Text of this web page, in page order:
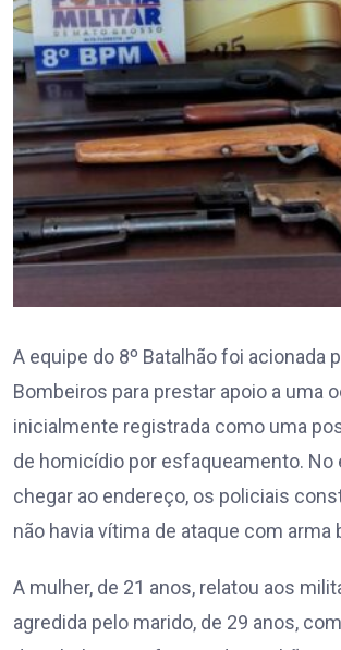
A equipe do 8º Batalhão foi acionada
Bombeiros para prestar apoio a uma
inicialmente registrada como uma
de homicídio por esfaqueamento. No
chegar ao endereço, os policiais
não havia vítima de ataque com arma
A mulher, de 21 anos, relatou aos
agredida pelo marido, de 29 anos,